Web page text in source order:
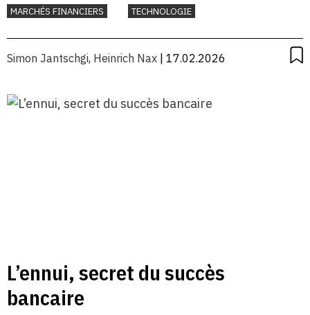
MARCHÉS FINANCIERS TECHNOLOGIE
Simon Jantschgi, Heinrich Nax | 17.02.2026
L’ennui, secret du succès
bancaire